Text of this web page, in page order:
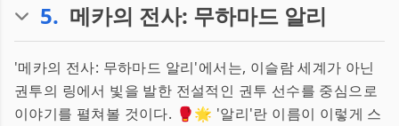
5. 메카의 전사: 무하마드 알리
'메카의 전사: 무하마드 알리'에서는, 이슬람 세계가 아닌
권투의 링에서 빛을 발한 전설적인 권투 선수를 중심으로
이야기를 펼쳐볼 것이다. 🥊🌟 '알리'란 이름이 이렇게 스